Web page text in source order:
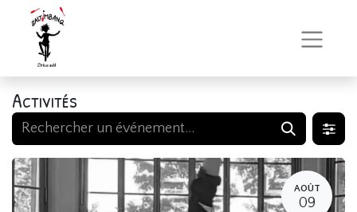
Activités
AOÛT
09